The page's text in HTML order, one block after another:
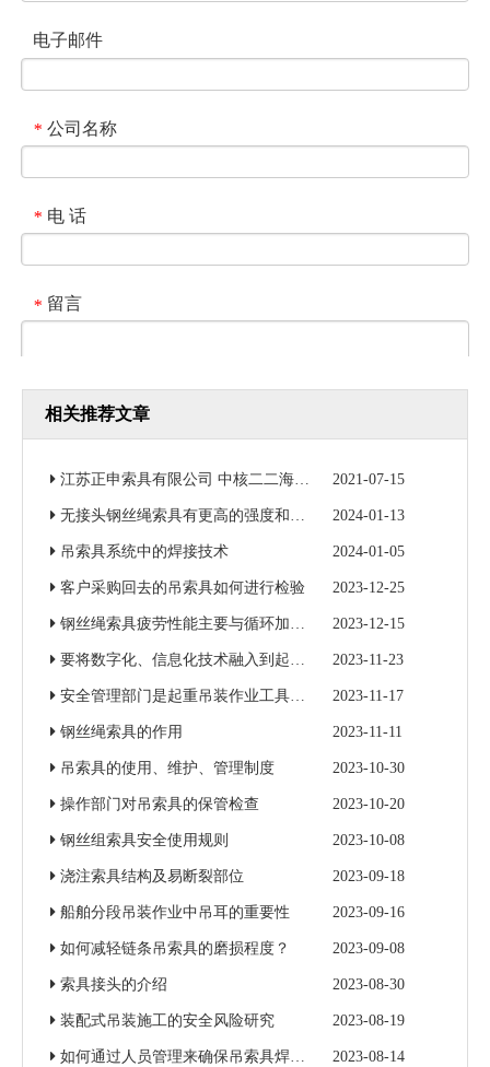
电子邮件
* 公司名称
* 电 话
* 留言
提交
新闻分类
推荐产品
横梁挂具
相关推荐文章
江苏正申索具有限公司 中核二二海南昌江核电3号机组钢衬里模块一成功吊装 2021-07-15
无接头钢丝绳索具有更高的强度和更好的耐磨性 2024-01-13
吊索具系统中的焊接技术 2024-01-05
客户采购回去的吊索具如何进行检验 2023-12-25
钢丝绳索具疲劳性能主要与循环加载次数和加载力有关 2023-12-15
要将数字化、信息化技术融入到起重吊装作业当中 2023-11-23
安全管理部门是起重吊装作业工具的归口监督管理部门 2023-11-17
钢丝绳索具的作用 2023-11-11
吊索具的使用、维护、管理制度 2023-10-30
操作部门对吊索具的保管检查 2023-10-20
钢丝组索具安全使用规则 2023-10-08
浇注索具结构及易断裂部位 2023-09-18
船舶分段吊装作业中吊耳的重要性 2023-09-16
如何减轻链条吊索具的磨损程度？ 2023-09-08
索具接头的介绍 2023-08-30
装配式吊装施工的安全风险研究 2023-08-19
如何通过人员管理来确保吊索具焊接质量 2023-08-14